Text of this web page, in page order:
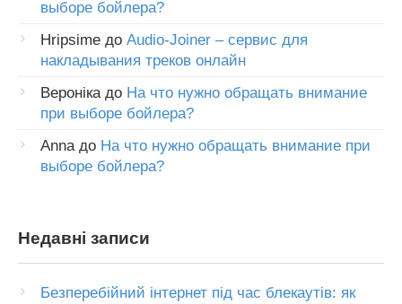
выборе бойлера?
Hripsime до Audio-Joiner – сервис для
накладывания треков онлайн
Веронікадо На что нужно обращать внимание
при выборе бойлера?
Annaдо На что нужно обращать внимание при
выборе бойлера?
Недавні записи
Безперебійний інтернет під час блекаутів: як